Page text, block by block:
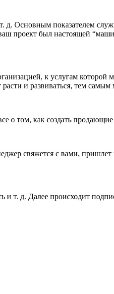
Основным показателем
проект был настоящей
к услугам которой
и развиваться, тем самым
о том, как создать
свяжется с вами,
т. д. Далее происходит